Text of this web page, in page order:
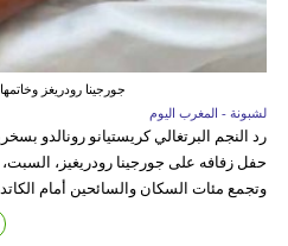
جورجينا رودريغز
لشبونة - المغرب اليوم
رد النجم البرتغالي كريستيانو رونالدو
حفل زفافه على جورجينا رودريغيز، السبت،
وتجمع مئات السكان والسائحين أمام